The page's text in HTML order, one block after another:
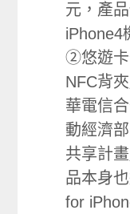
元，產
iPhone4
②悠遊卡
NFC背
華電信
動經濟
共享計
品本身
for